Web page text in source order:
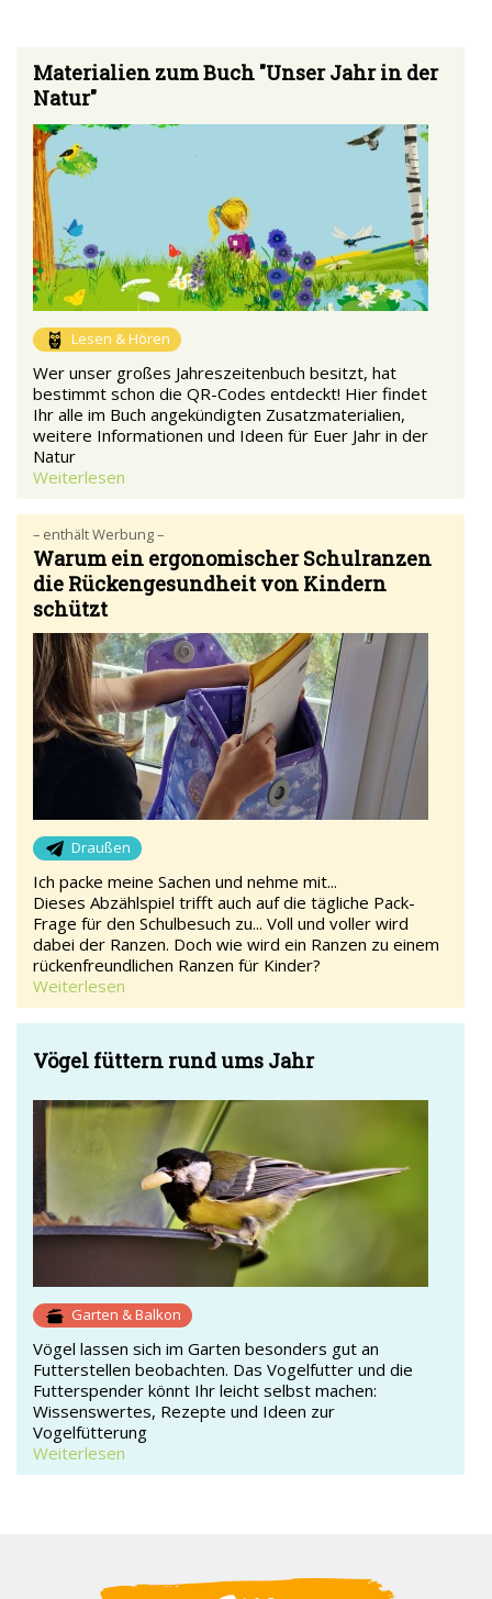
Materialien zum Buch "Unser Jahr in der
Natur"
Lesen & Hören
Wer unser großes Jahreszeitenbuch besitzt, hat
bestimmt schon die QR-Codes entdeckt! Hier findet
Ihr alle im Buch angekündigten Zusatzmaterialien,
weitere Informationen und Ideen für Euer Jahr in der
Natur
Weiterlesen
– enthält Werbung –
Warum ein ergonomischer Schulranzen
die Rückengesundheit von Kindern
schützt
Draußen
Ich packe meine Sachen und nehme mit...
Dieses Abzählspiel trifft auch auf die tägliche Pack-
Frage für den Schulbesuch zu... Voll und voller wird
dabei der Ranzen. Doch wie wird ein Ranzen zu einem
rückenfreundlichen Ranzen für Kinder?
Weiterlesen
Vögel füttern rund ums Jahr
Garten & Balkon
Vögel lassen sich im Garten besonders gut an
Futterstellen beobachten. Das Vogelfutter und die
Futterspender könnt Ihr leicht selbst machen:
Wissenswertes, Rezepte und Ideen zur
Vogelfütterung
Weiterlesen